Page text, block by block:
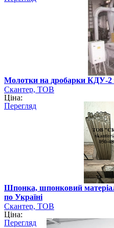
Молотки на дробарки КДУ-2
Скантер, ТОВ
Ціна:
Перегляд
Шпонка, шпонковий
по Україні
Скантер, ТОВ
Ціна:
Перегляд